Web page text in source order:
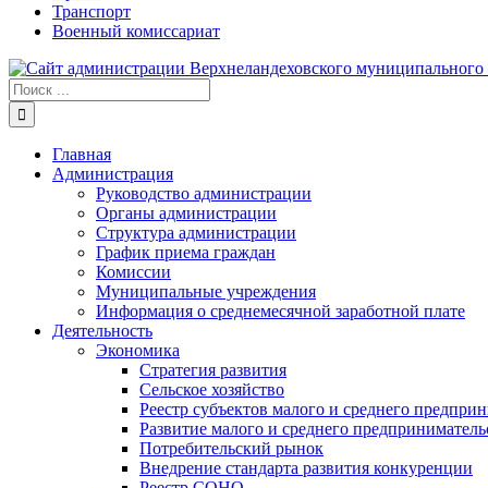
Транспорт
Военный комиссариат
Результат
поиска:
Главная
Администрация
Руководство администрации
Органы администрации
Структура администрации
График приема граждан
Комиссии
Муниципальные учреждения
Информация о среднемесячной заработной плате
Деятельность
Экономика
Стратегия развития
Сельское хозяйство
Реестр субъектов малого и среднего
Развитие малого и среднего
Потребительский рынок
Внедрение стандарта развития конкуренции